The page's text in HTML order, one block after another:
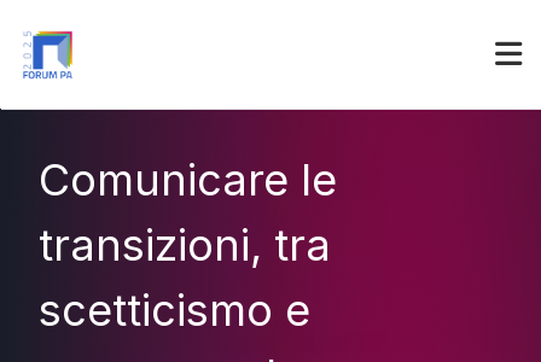
Comunicare le
transizioni, tra
scetticismo e